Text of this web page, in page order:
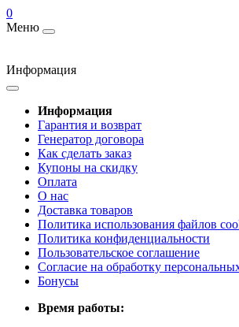
0
Меню
Информация
Информация
Гарантия и возврат
Генератор договора
Как сделать заказ
Купоны на скидку
Оплата
О нас
Доставка товаров
Политика использования файлов
Политика конфиденциальности
Пользовательское соглашение
Согласие на обработку
Бонусы
Время работы: